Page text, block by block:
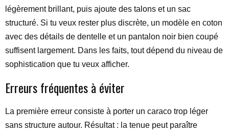
légèrement brillant, puis ajoute des talons et un sac
structuré. Si tu veux rester plus discrète, un modèle en coton
avec des détails de dentelle et un pantalon noir bien coupé
suffisent largement. Dans les faits, tout dépend du niveau de
sophistication que tu veux afficher.
Erreurs fréquentes à éviter
La première erreur consiste à porter un caraco trop léger
sans structure autour. Résultat : la tenue peut paraître